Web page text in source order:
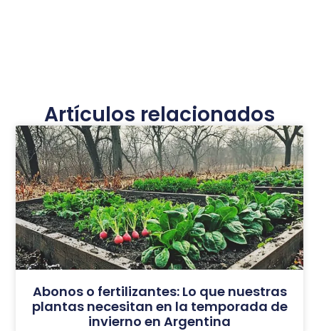
Artículos relacionados
Abonos o fertilizantes: Lo que nuestras
plantas necesitan en la temporada de
invierno en Argentina